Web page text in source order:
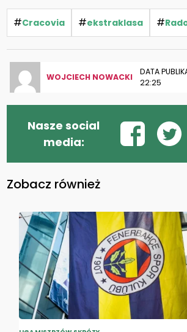
#Cracovia #ekstraklasa #
WOJCIECH NOWACKI
DATA
22:25
Nasze social
media:
Zobacz również